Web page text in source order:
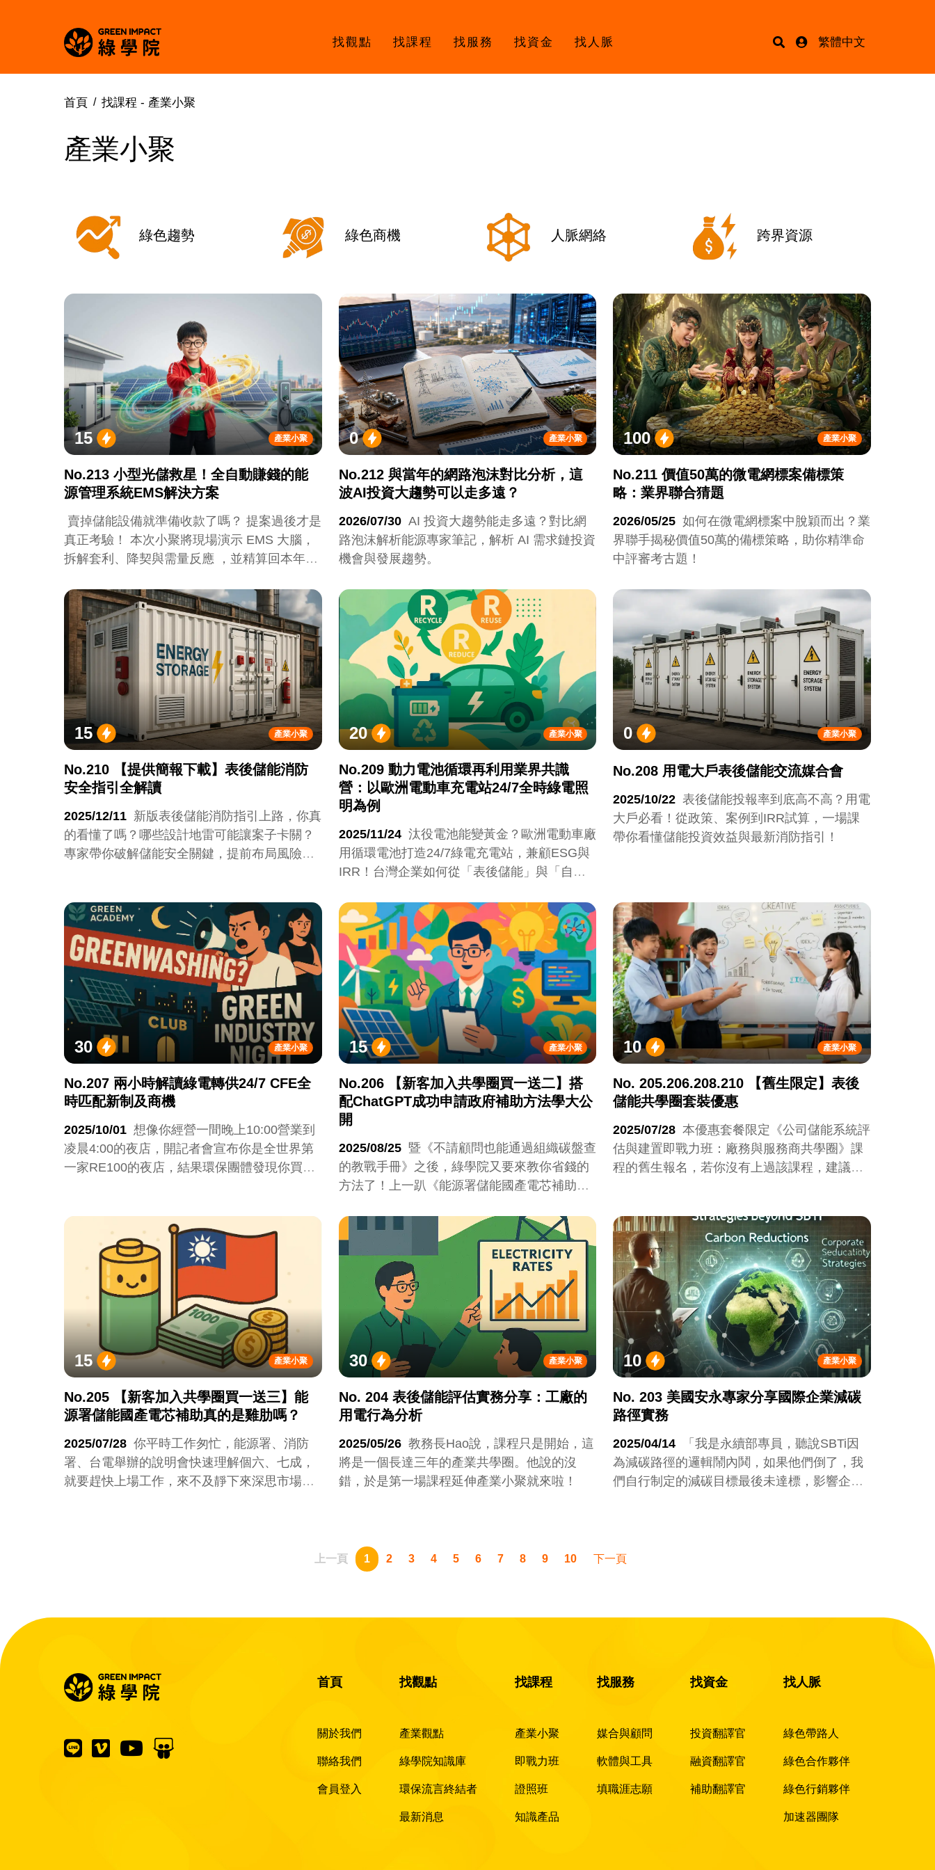
找觀點 找課程 找服務 找資金 找人脈 繁體中文
首頁 找課程 - 產業小聚
產業小聚
綠色趨勢 綠色商機 人脈網絡 跨界資源
產業小聚
15
No.213 小型光儲救星！全自動賺錢的能
源管理系統EMS解決方案
賣掉儲能設備就準備收款了嗎？ 提案過後才是
真正考驗！ 本次小聚將現場演示 EMS 大腦，
拆解套利、降契與需量反應 ，並精算回本年限
系統靈魂。』
產業小聚
0
No.212 與當年的網路泡沫對比分析，這
波AI投資大趨勢可以走多遠？
2026/07/30 AI 投資大趨勢能走多遠？對比網
路泡沫解析能源專家筆記，解析 AI 需求鏈投資
機會與發展趨勢。
產業小聚
100
No.211 價值50萬的微電網標案備標策
略：業界聯合猜題
2026/05/25 如何在微電網標案中脫穎而出？業
界聯手揭秘價值50萬的備標策略，助你精準命
中評審考古題！
產業小聚
15
No.210 【提供簡報下載】表後儲能消防
安全指引全解讀
2025/12/11 新版表後儲能消防指引上路，你真
的看懂了嗎？哪些設計地雷可能讓案子卡關？
專家帶你破解儲能安全關鍵，提前布局風險管
產業小聚
20
No.209 動力電池循環再利用業界共識
營：以歐洲電動車充電站24/7全時綠電照
明為例
2025/11/24 汰役電池能變黃金？歐洲電動車廠
用循環電池打造24/7綠電充電站，兼顧ESG與
IRR！台灣企業如何從「表後儲能」與「自建
產業小聚
0
No.208 用電大戶表後儲能交流媒合會
2025/10/22 表後儲能投報率到底高不高？用電
大戶必看！從政策、案例到IRR試算，一場課
帶你看懂儲能投資效益與最新消防指引！
產業小聚
30
No.207 兩小時解讀綠電轉供24/7 CFE全
時匹配新制及商機
2025/10/01 想像你經營一間晚上10:00營業到
凌晨4:00的夜店，開記者會宣布你是全世界第
一家RE100的夜店，結果環保團體發現你買的
綠，得到社會各界廣泛的支持，於是正妹再也
不來你的週四淑女之夜了。
產業小聚
15
No.206 【新客加入共學圈買一送二】搭
配ChatGPT成功申請政府補助方法學大公
開
2025/08/25 暨《不請顧問也能通過組織碳盤查
的教戰手冊》之後，綠學院又要來教你省錢的
方法了！上一趴《能源署儲能國產電芯補助真
來越多人報名《公司儲能系統評估與建置即戰
力班：廠務與服務商共學圈》課程。雖然政府
補助只是短期的催化劑，不是企業能夠長期依
賴的選項，但卻是一個讓客戶開啟興趣的敲門
產業小聚
10
No. 205.206.208.210 【舊生限定】表後
儲能共學圈套裝優惠
2025/07/28 本優惠套餐限定《公司儲能系統評
估與建置即戰力班：廠務與服務商共學圈》課
程的舊生報名，若你沒有上過該課程，建議先
新生入學。
產業小聚
15
No.205 【新客加入共學圈買一送三】能
源署儲能國產電芯補助真的是雞肋嗎？
2025/07/28 你平時工作匆忙，能源署、消防
署、台電舉辦的說明會快速理解個六、七成，
就要趕快上場工作，來不及靜下來深思市場動
產業小聚
30
No. 204 表後儲能評估實務分享：工廠的
用電行為分析
2025/05/26 教務長Hao說，課程只是開始，這
將是一個長達三年的產業共學圈。他說的沒
錯，於是第一場課程延伸產業小聚就來啦！
產業小聚
10
No. 203 美國安永專家分享國際企業減碳
路徑實務
2025/04/14
「我是永續部專員，聽說SBTi因
為減碳路徑的邏輯鬧內鬨，如果他們倒了，我
們自行制定的減碳目標最後未達標，影響企業
上一頁 1 2 3 4 5 6 7 8 9 10 下一頁
首頁
關於我們
聯絡我們
會員登入
找觀點
產業觀點
綠學院知識庫
環保流言終結者
最新消息
找課程
產業小聚
即戰力班
證照班
知識產品
找服務
媒合與顧問
軟體與工具
填職涯志願
找資金
投資翻譯官
融資翻譯官
補助翻譯官
找人脈
綠色帶路人
綠色合作夥伴
綠色行銷夥伴
加速器團隊